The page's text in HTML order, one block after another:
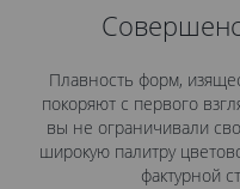
Плавность форм,
покоряют с первого
вы не ограничивали
широкую палитру
фактурной